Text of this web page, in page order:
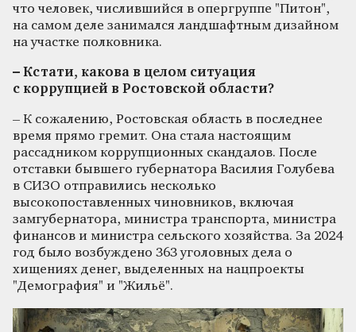
что человек, числившийся в опергруппе "Питон",
на самом деле занимался ландшафтным дизайном
на участке полковника.
– Кстати, какова в целом ситуация
с коррупцией в Ростовской области?
– К сожалению, Ростовская область в последнее
время прямо гремит. Она стала настоящим
рассадником коррупционных скандалов. После
отставки бывшего губернатора Василия Голубева
в СИЗО отправились несколько
высокопоставленных чиновников, включая
замгубернатора, министра транспорта, министра
финансов и министра сельского хозяйства. За 2024
год было возбуждено 363 уголовных дела о
хищениях денег, выделенных на нацпроекты
"Демография" и "Жильё".